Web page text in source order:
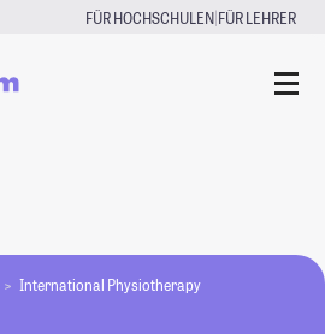
FÜR HOCHSCHULEN|FÜR LEHRER
International Physiotherapy